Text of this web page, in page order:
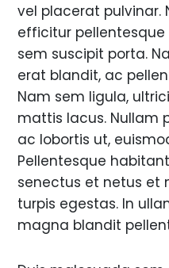
vel placerat pulvinar.
efficitur
sem suscipit porta.
erat blandit, ac
Nam sem ligula,
mattis lacus. Nullam
ac lobortis ut,
Pellentesque
senectus et netus et
turpis egestas. In
magna blandit